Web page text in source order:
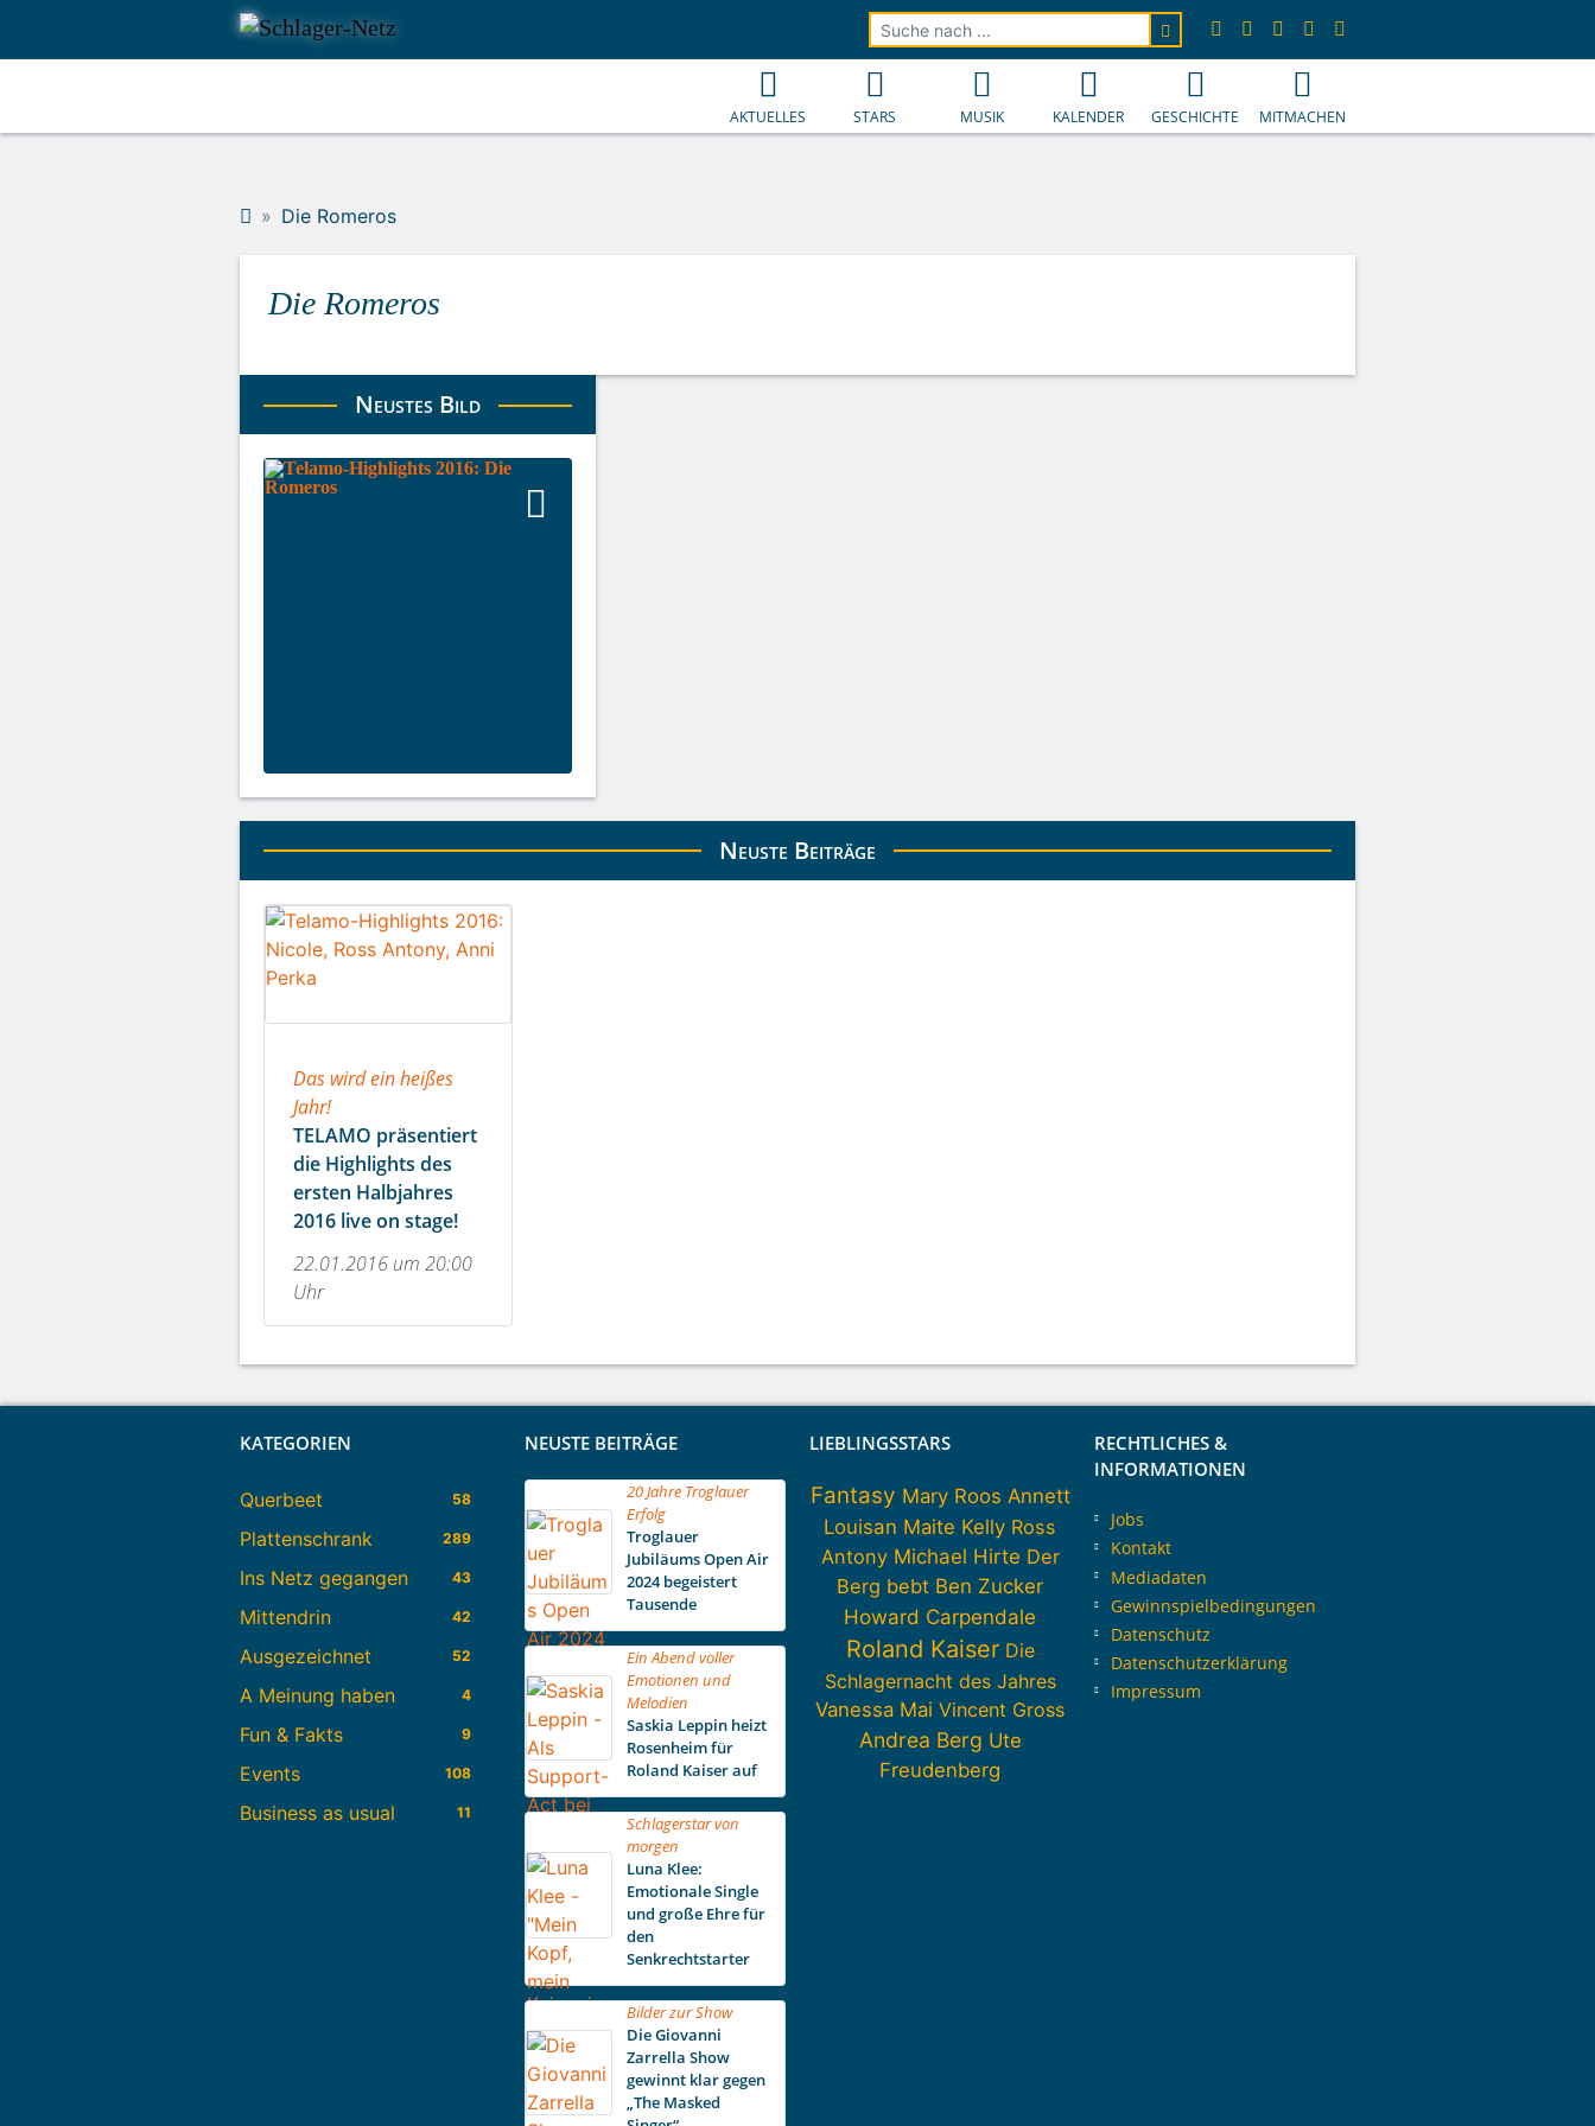
Die Romeros
Die Romeros
Neustes Bild
Neuste Beiträge
Das wird ein heißes
Jahr!
TELAMO präsentiert
die Highlights des
ersten Halbjahres
2016 live on stage!
22.01.2016 um 20:00
Uhr
AKTUELLES STARS MUSIK KALENDER GESCHICHTE MITMACHEN
KATEGORIEN
Querbeet 58
Plattenschrank 289
Ins Netz gegangen 43
Mittendrin 42
Ausgezeichnet 52
A Meinung haben 4
Fun & Fakts 9
Events 108
Business as usual 11
NEUSTE BEITRÄGE
20 Jahre Troglauer
Erfolg
Troglauer
Jubiläums Open Air
2024 begeistert
Tausende
Ein Abend voller
Emotionen und
Melodien
Saskia Leppin heizt
Rosenheim für
Roland Kaiser auf
Schlagerstar von
morgen
Luna Klee:
Emotionale Single
und große Ehre für
den
Senkrechtstarter
Bilder zur Show
Die Giovanni
Zarrella Show
gewinnt klar gegen
„The Masked
LIEBLINGSSTARS
Fantasy Mary Roos Annett
Louisan Maite Kelly Ross
Antony Michael Hirte Der
Berg bebt Ben Zucker
Howard Carpendale
Roland Kaiser Die
Schlagernacht des Jahres
Vanessa Mai Vincent Gross
Andrea Berg Ute
Freudenberg
RECHTLICHES &
INFORMATIONEN
Jobs
Kontakt
Mediadaten
Gewinnspielbedingungen
Datenschutz
Datenschutzerklärung
Impressum